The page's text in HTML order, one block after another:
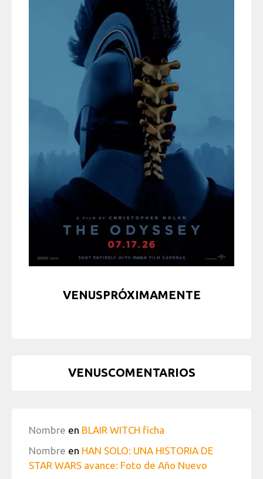
VENUSPRÓXIMAMENTE
VENUSCOMENTARIOS
Nombre en BLAIR WITCH ficha
Nombre en HAN SOLO: UNA HISTORIA DE
STAR WARS avance: Foto de Año Nuevo